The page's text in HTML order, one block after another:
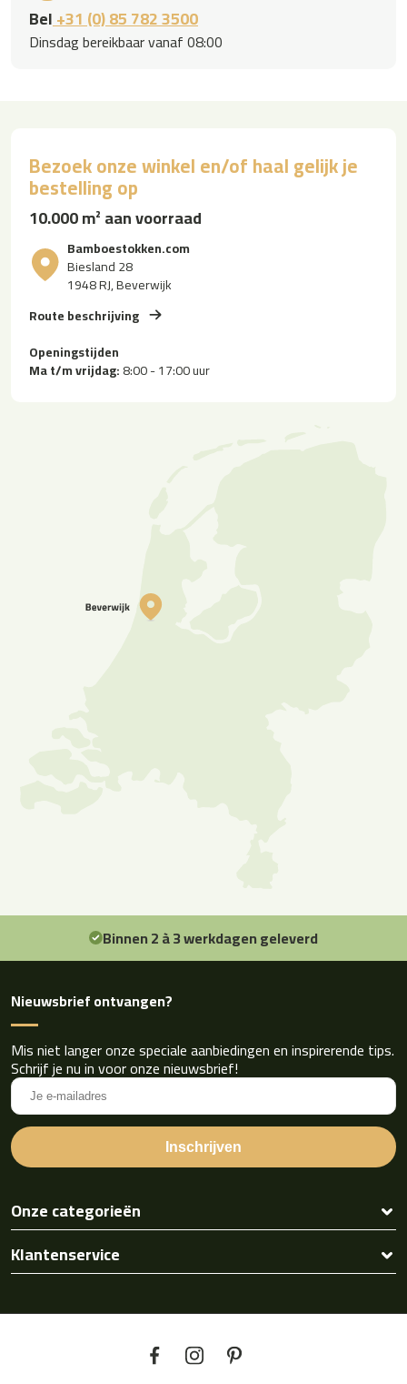
Bel+31 (0) 85 782 3500
Dinsdag bereikbaar vanaf 08:00
Bezoek onze winkel en/of haal gelijk je
bestelling op
10.000 m² aan voorraad
Bamboestokken.com
Biesland 28
1948 RJ, Beverwijk
Route beschrijving
Openingstijden
Ma t/m vrijdag:8:00 - 17:00 uur
Binnen 2 à 3 werkdagen geleverd
Onze categorieën
Klantenservice
Nieuwsbrief ontvangen?
Mis niet langer onze speciale aanbiedingen en inspirerende tips.
Schrijf je nu in voor onze nieuwsbrief!